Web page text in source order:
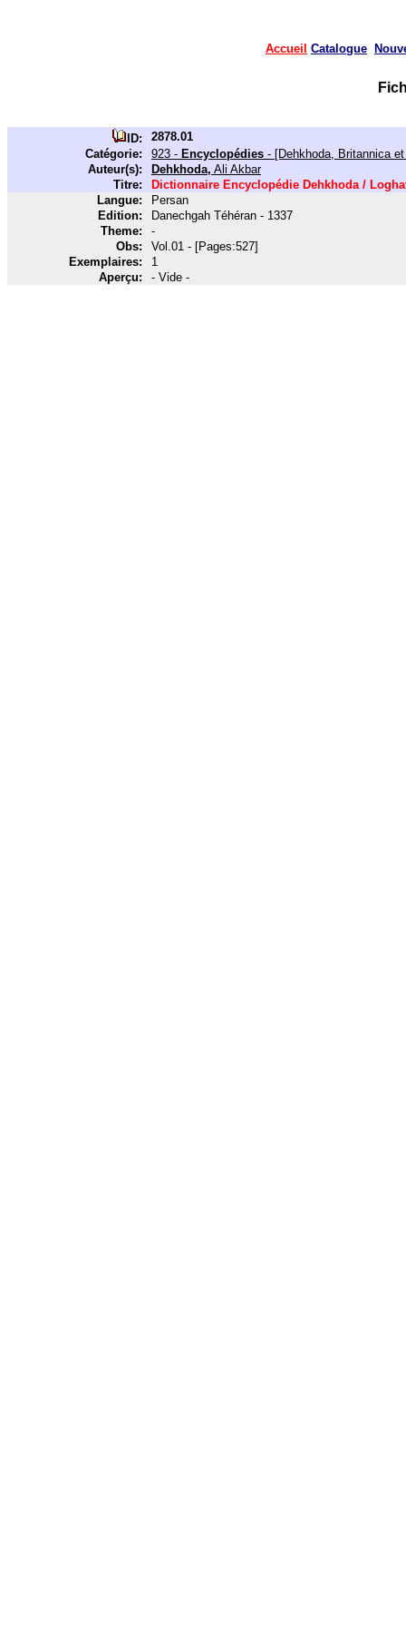
Accueil Catalogue
ID:
2878.01
Catégorie:
923 - Encyclopédies - [Dehkhoda, Britannica
Auteur(s):
Dehkhoda, Ali Akbar
Titre:
Dictionnaire Encyclopédie Dehkhoda /
Langue:
Persan
Edition:
Danechgah Téhéran - 1337
Theme:
-
Obs:
Vol.01 - [Pages:527]
Exemplaires:
1
Aperçu:
- Vide -